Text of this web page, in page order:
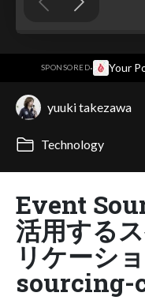
SPONSORED· Your
yuuki takezawa
Technology
Event
活用する
リケーシ
sourcing-